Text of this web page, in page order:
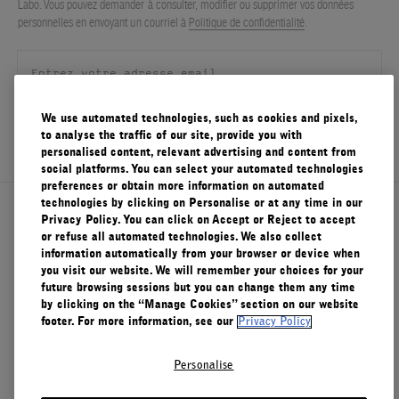
FILMS
Panier(0)
À propos de Le Labo
Service clients
Labo. Vous pouvez demander à consulter, modifier ou supprimer vos données
personnelles en envoyant un courriel à Politique de confidentialité
S'ENREGISTRER
We use automated technologies, such as cookies and pixels,
to analyse the traffic of our site, provide you with
personalised content, relevant advertising and content from
social platforms. You can select your automated technologies
preferences or obtain more information on automated
technologies by clicking on Personalise or at any time in our
Privacy Policy. You can click on Accept or Reject to accept
or refuse all automated technologies. We also collect
information automatically from your browser or device when
you visit our website. We will remember your choices for your
future browsing sessions but you can change them any time
by clicking on the “Manage Cookies” section on our website
footer. For more information, see our
Privacy Policy
Personalise